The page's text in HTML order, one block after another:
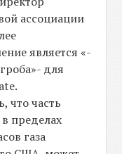
ассоциации
является «-
для
что часть
пределах
газа